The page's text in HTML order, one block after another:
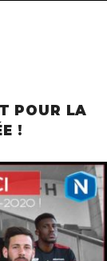
POUR LA
!